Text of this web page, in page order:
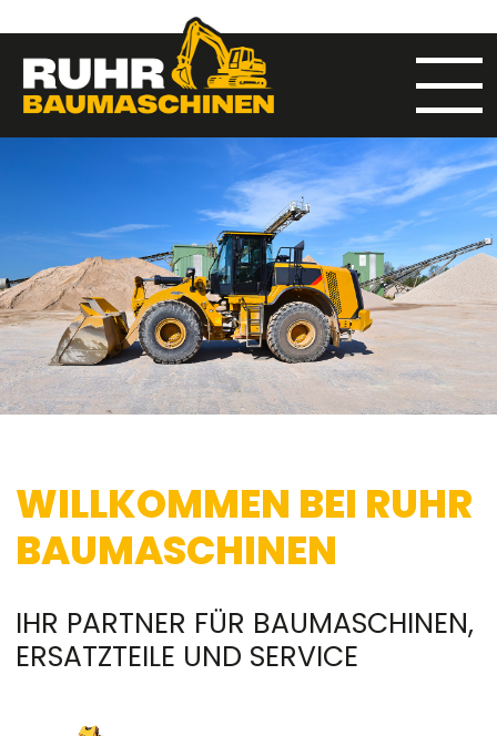
WILLKOMMEN BEI RUHR
BAUMASCHINEN
IHR PARTNER FÜR BAUMASCHINEN,
ERSATZTEILE UND SERVICE